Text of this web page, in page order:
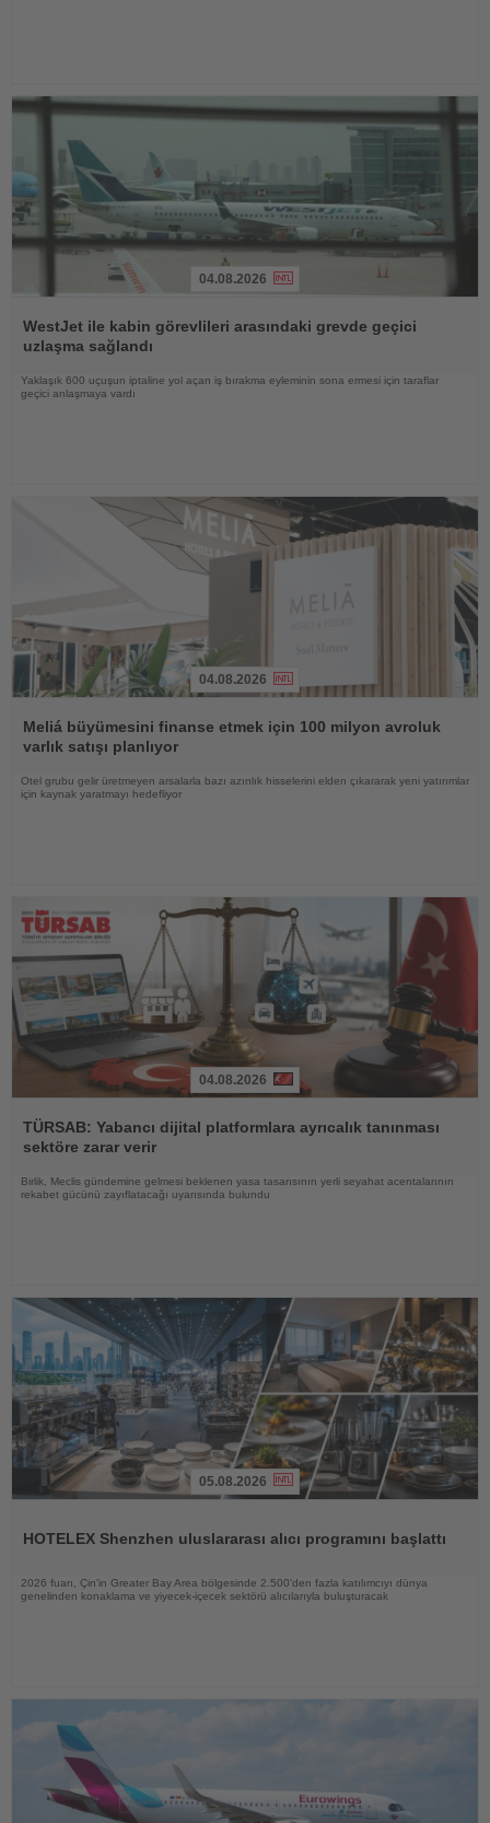
Oku
04.08.2026
WestJet ile kabin görevlileri arasındaki grevde geçici
uzlaşma sağlandı
Yaklaşık 600 uçuşun iptaline yol açan iş bırakma eyleminin sona ermesi için taraflar
geçici anlaşmaya vardı
Oku
04.08.2026
Meliá büyümesini finanse etmek için 100 milyon avroluk
varlık satışı planlıyor
Otel grubu gelir üretmeyen arsalarla bazı azınlık hisselerini elden çıkararak yeni yatırımlar
için kaynak yaratmayı hedefliyor
Oku
04.08.2026
TÜRSAB: Yabancı dijital platformlara ayrıcalık tanınması
sektöre zarar verir
Birlik, Meclis gündemine gelmesi beklenen yasa tasarısının yerli seyahat acentalarının
rekabet gücünü zayıflatacağı uyarısında bulundu
05.08.2026
HOTELEX Shenzhen uluslararası alıcı programını başlattı
2026 fuarı, Çin'in Greater Bay Area bölgesinde 2.500'den fazla katılımcıyı dünya
genelinden konaklama ve yiyecek-içecek sektörü alıcılarıyla buluşturacak